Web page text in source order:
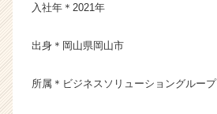
入社年＊2021年
出身＊岡山県岡山市
所属＊ビジネスソリューショングループ